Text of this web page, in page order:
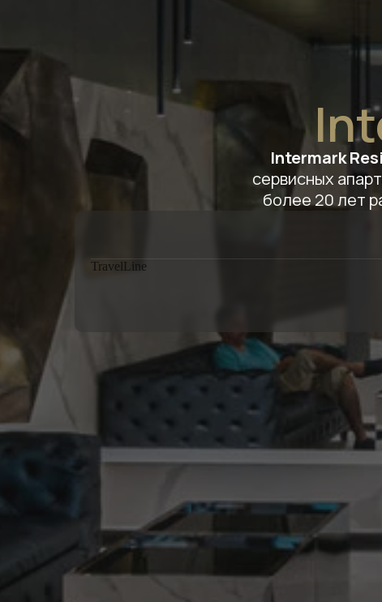
Intermark
сервисных
более 20 лет
TravelLine